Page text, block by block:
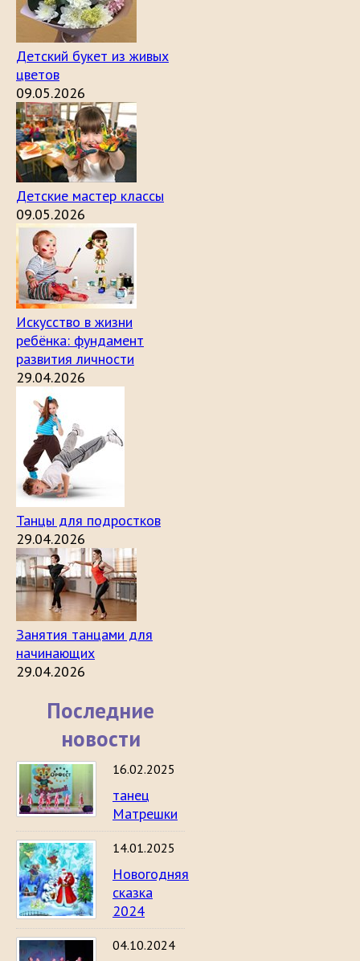
Детский букет из живых
цветов
09.05.2026
Детские мастер классы
09.05.2026
Искусство в жизни
ребёнка: фундамент
развития личности
29.04.2026
Танцы для подростков
29.04.2026
Занятия танцами для
начинающих
29.04.2026
Последние
новости
16.02.2025
танец
Матрешки
14.01.2025
Новогодняя
сказка
2024
04.10.2024